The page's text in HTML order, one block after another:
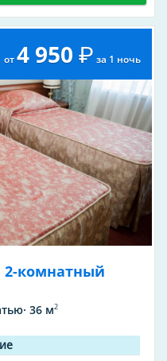
от4 950 за 1 ночь
2-комнатный
36 м2